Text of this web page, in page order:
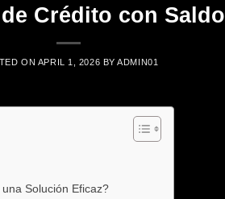
Crédito con Saldo
ON APRIL 1, 2026 BYADMIN01
Solución Eficaz?